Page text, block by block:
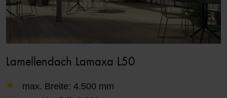
Lamellendach Lamaxa L50
max. Breite: 4.500 mm